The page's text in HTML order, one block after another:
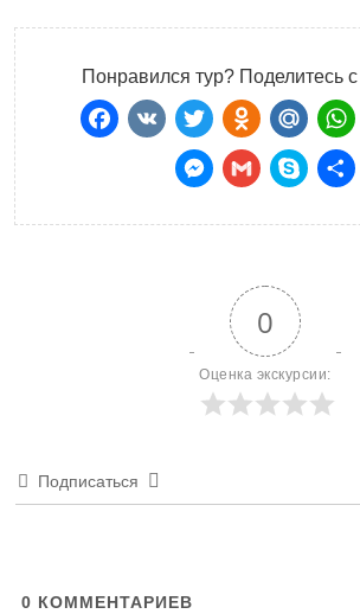
Понравился тур? Поделитесь
Facebook
VKTwitter
0
Оценка экскурсии:
Подписаться
0 КОММЕНТАРИЕВ